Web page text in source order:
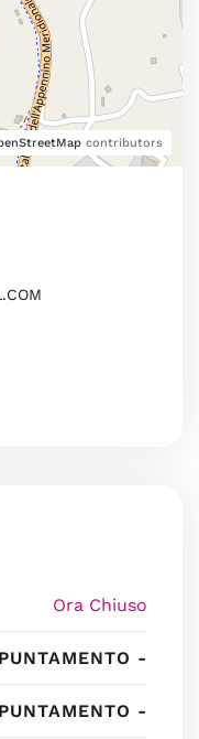
contributors
Ora Chiuso
-
-